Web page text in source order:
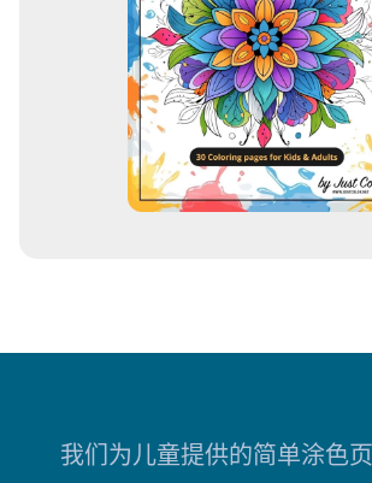
我们为儿童提供的简单涂色页